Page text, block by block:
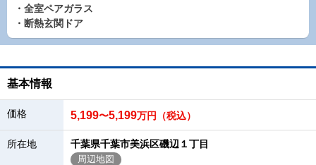
・全室ペアガラス
・断熱玄関ドア
基本情報
価格 5,199〜5,199万円（税込）
所在地 千葉県千葉市美浜区磯辺１丁目
周辺地図